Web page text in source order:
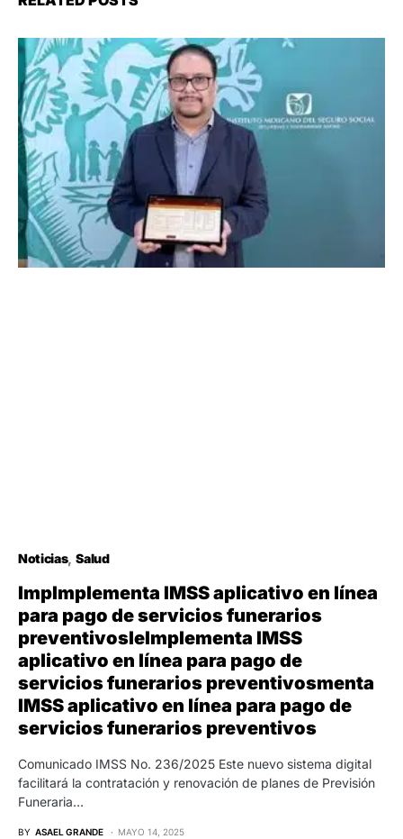
Noticias Salud
ImpImplementa IMSS aplicativo en línea
para pago de servicios funerarios
preventivosleImplementa IMSS
aplicativo en línea para pago de
servicios funerarios preventivosmenta
IMSS aplicativo en línea para pago de
servicios funerarios preventivos
Comunicado IMSS No. 236/2025 Este nuevo sistema digital
facilitará la contratación y renovación de planes de Previsión
Funeraria…
BY ASAEL GRANDE MAYO 14, 2025